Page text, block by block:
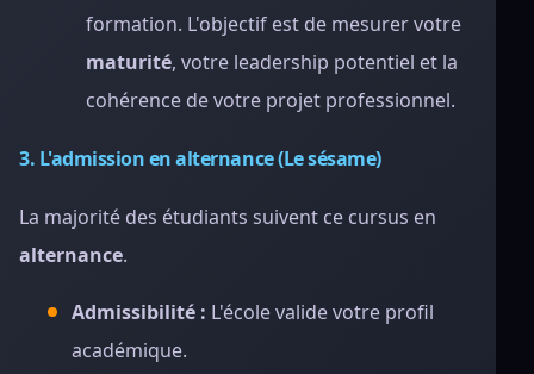
formation. L'objectif est de mesurer votre
maturité, votre leadership potentiel et la
cohérence de votre projet professionnel.
3. L'admission en alternance (Le sésame)
La majorité des étudiants suivent ce cursus en
alternance.
Admissibilité : L'école valide votre profil
académique.